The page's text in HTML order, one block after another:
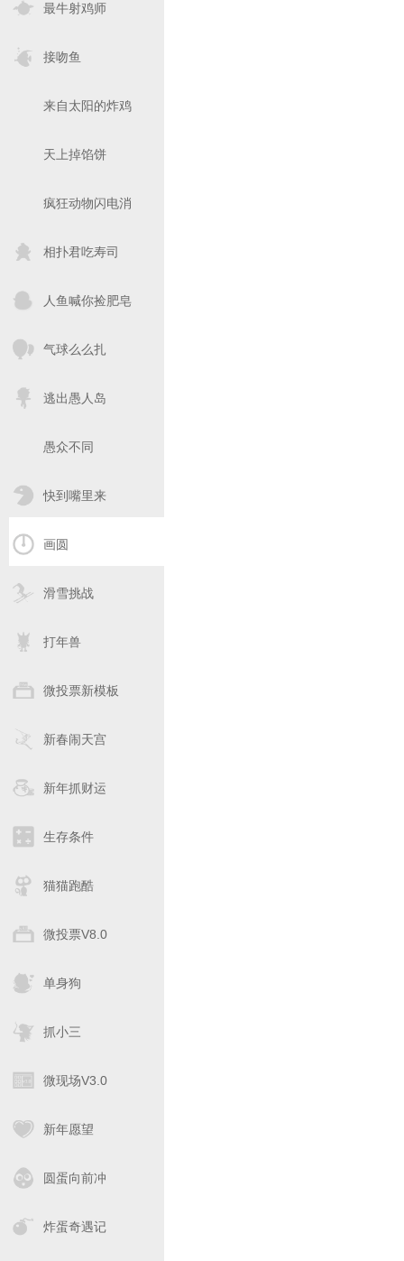
最牛射鸡师
接吻鱼
来自太阳的炸鸡
天上掉馅饼
疯狂动物闪电消
相扑君吃寿司
人鱼喊你捡肥皂
气球么么扎
逃出愚人岛
愚众不同
快到嘴里来
画圆
滑雪挑战
打年兽
微投票新模板
新春闹天宫
新年抓财运
生存条件
猫猫跑酷
微投票V8.0
单身狗
抓小三
微现场V3.0
新年愿望
圆蛋向前冲
炸蛋奇遇记